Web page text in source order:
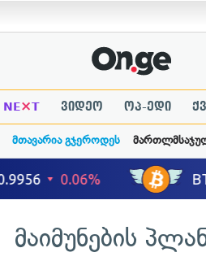
NE×T ვიდეო ოპ-ედი
მთავარია გჯეროდეს
მაიმუნების